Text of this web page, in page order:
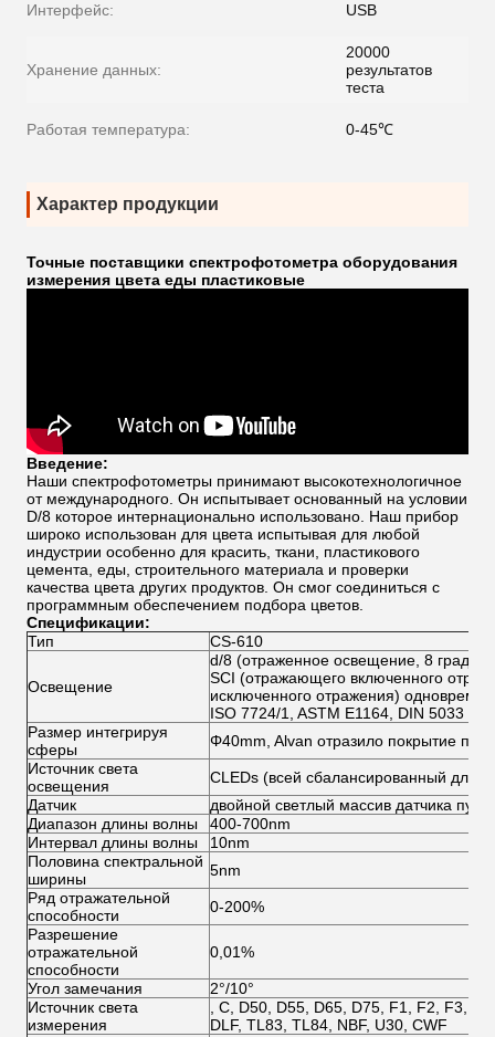
Интерфейс: USB
Хранение данных:
20000
результатов
теста
Работая температура: 0-45℃
Характер продукции
Точные поставщики спектрофотометра оборудования
измерения цвета еды пластиковые
Введение:
Наши спектрофотометры принимают высокотехнологичное
от международного. Он испытывает основанный на условии
D/8 которое интернационально использовано. Наш прибор
широко использован для цвета испытывая для любой
индустрии особенно для красить, ткани, пластикового
цемента, еды, строительного материала и проверки
качества цвета других продуктов. Он смог соединиться с
программным обеспечением подбора цветов.
Спецификации:
Тип
CS-610
Освещение
d/8 (отраженное освещение, 8
SCI (отражающего включенного
исключенного отражения)
ISO 7724/1, ASTM E1164, DIN 5033
Размер интегрируя
сферы
Φ40mm, Alvan отразило покрытие
Источник света
освещения
CLEDs (всей сбалансированный
Датчик
двойной светлый массив датчика пути
Диапазон длины волны
400-700nm
Интервал длины волны
10nm
Половина спектральной
ширины
5nm
Ряд отражательной
способности
0-200%
Разрешение
отражательной
способности
0,01%
Угол замечания
2°/10°
Источник света
измерения
, C, D50, D55, D65, D75, F1, F2, F3,
DLF, TL83, TL84, NBF, U30, CWF